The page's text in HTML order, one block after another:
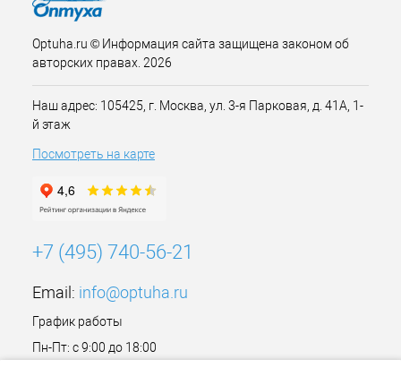
Optuha.ru © Информация сайта защищена законом об
авторских правах. 2026
Наш адрес: 105425, г. Москва, ул. 3-я Парковая, д. 41А, 1-
й этаж
Посмотреть на карте
+7 (495) 740-56-21
Email: info@optuha.ru
График работы
Пн-Пт: с 9:00 до 18:00